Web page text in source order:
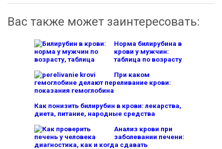
Вас также может заинтересовать:
Норма билирубина в
крови у мужчин:
таблица по возрасту
При каком
гемоглобине делают переливание крови:
показания гемоглобина
Как понизить билирубин в крови: лекарства,
диета, питание, народные средства
Анализ крови при
заболевании печени:
диагностика, как и когда сдавать